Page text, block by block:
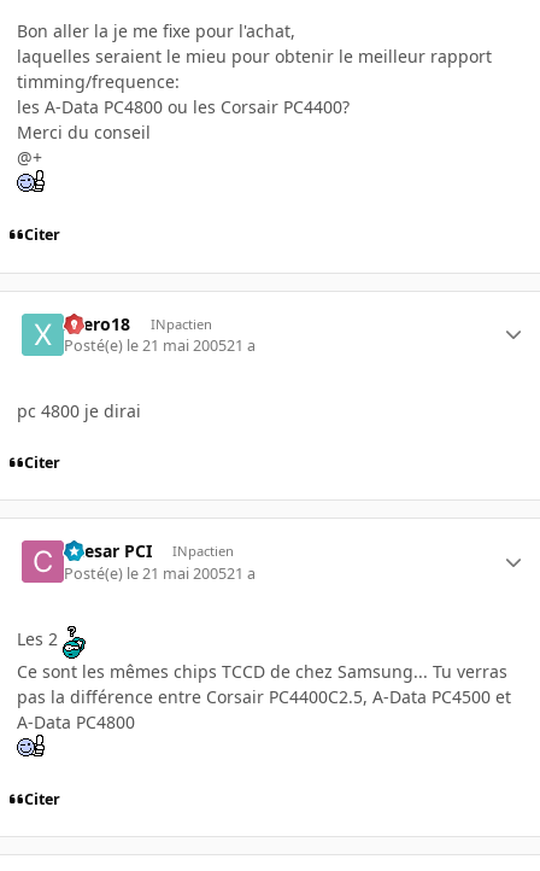
Bon aller la je me fixe pour l'achat,
laquelles seraient le mieu pour obtenir le meilleur rapport
timming/frequence:
les A-Data PC4800 ou les Corsair PC4400?
Merci du conseil
@+
Citer
xaero18 INpactien
Posté(e) le 21 mai 200521 a
pc 4800 je dirai
Citer
Caesar PCI INpactien
Posté(e) le 21 mai 200521 a
Les 2
Ce sont les mêmes chips TCCD de chez Samsung... Tu verras
pas la différence entre Corsair PC4400C2.5, A-Data PC4500 et
A-Data PC4800
Citer